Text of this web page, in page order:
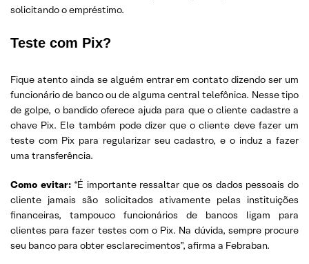
solicitando o empréstimo.
Teste com Pix?
Fique atento ainda se alguém entrar em contato dizendo ser um
funcionário de banco ou de alguma central telefônica. Nesse tipo
de golpe, o bandido oferece ajuda para que o cliente cadastre a
chave Pix. Ele também pode dizer que o cliente deve fazer um
teste com Pix para regularizar seu cadastro, e o induz a fazer
uma transferência.
Como evitar:“É importante ressaltar que os dados pessoais do
cliente jamais são solicitados ativamente pelas instituições
financeiras, tampouco funcionários de bancos ligam para
clientes para fazer testes com o Pix. Na dúvida, sempre procure
seu banco para obter esclarecimentos”, afirma a Febraban.